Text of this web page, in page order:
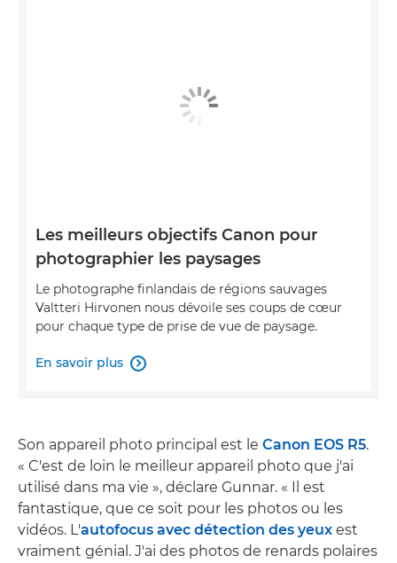
Les meilleurs objectifs Canon pour
photographier les paysages
Le photographe finlandais de régions sauvages
Valtteri Hirvonen nous dévoile ses coups de cœur
pour chaque type de prise de vue de paysage.
En savoir plus 
Son appareil photo principal est le Canon EOS R5.
« C'est de loin le meilleur appareil photo que j'ai
utilisé dans ma vie », déclare Gunnar. « Il est
fantastique, que ce soit pour les photos ou les
vidéos. L'autofocus avec détection des yeux est
vraiment génial. J'ai des photos de renards polaires